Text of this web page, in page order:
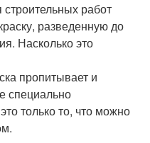
работ
разведенную до
Насколько это
пропитывает и
специально
только то, что можно